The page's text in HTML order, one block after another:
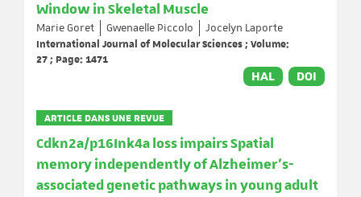
Window in Skeletal Muscle
Marie Goret Gwenaelle Piccolo
Jocelyn Laporte
International Journal of Molecular Sciences ; Volume:
27 ; Page: 1471
HAL DOI
ARTICLE DANS UNE REVUE
Cdkn2a/p16Ink4a loss impairs Spatial
memory independently of Alzheimer’s-
associated genetic pathways in young adult